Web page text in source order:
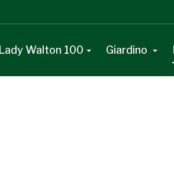
Lady Walton 100 Giardino